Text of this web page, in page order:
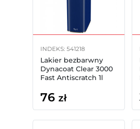
INDEKS: 541218
Lakier bezbarwny
Dynacoat Clear 3000
Fast Antiscratch 1l
76 zł